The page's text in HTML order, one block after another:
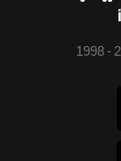
جميع الحقوق محفوظة © 2026 - 1998